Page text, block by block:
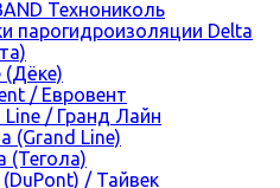
Технониколь
парогидроизоляции Delta
(Дёке)
/ Евровент
Line / Гранд Лайн
(Grand Line)
(Тегола)
(DuPont) / Тайвек